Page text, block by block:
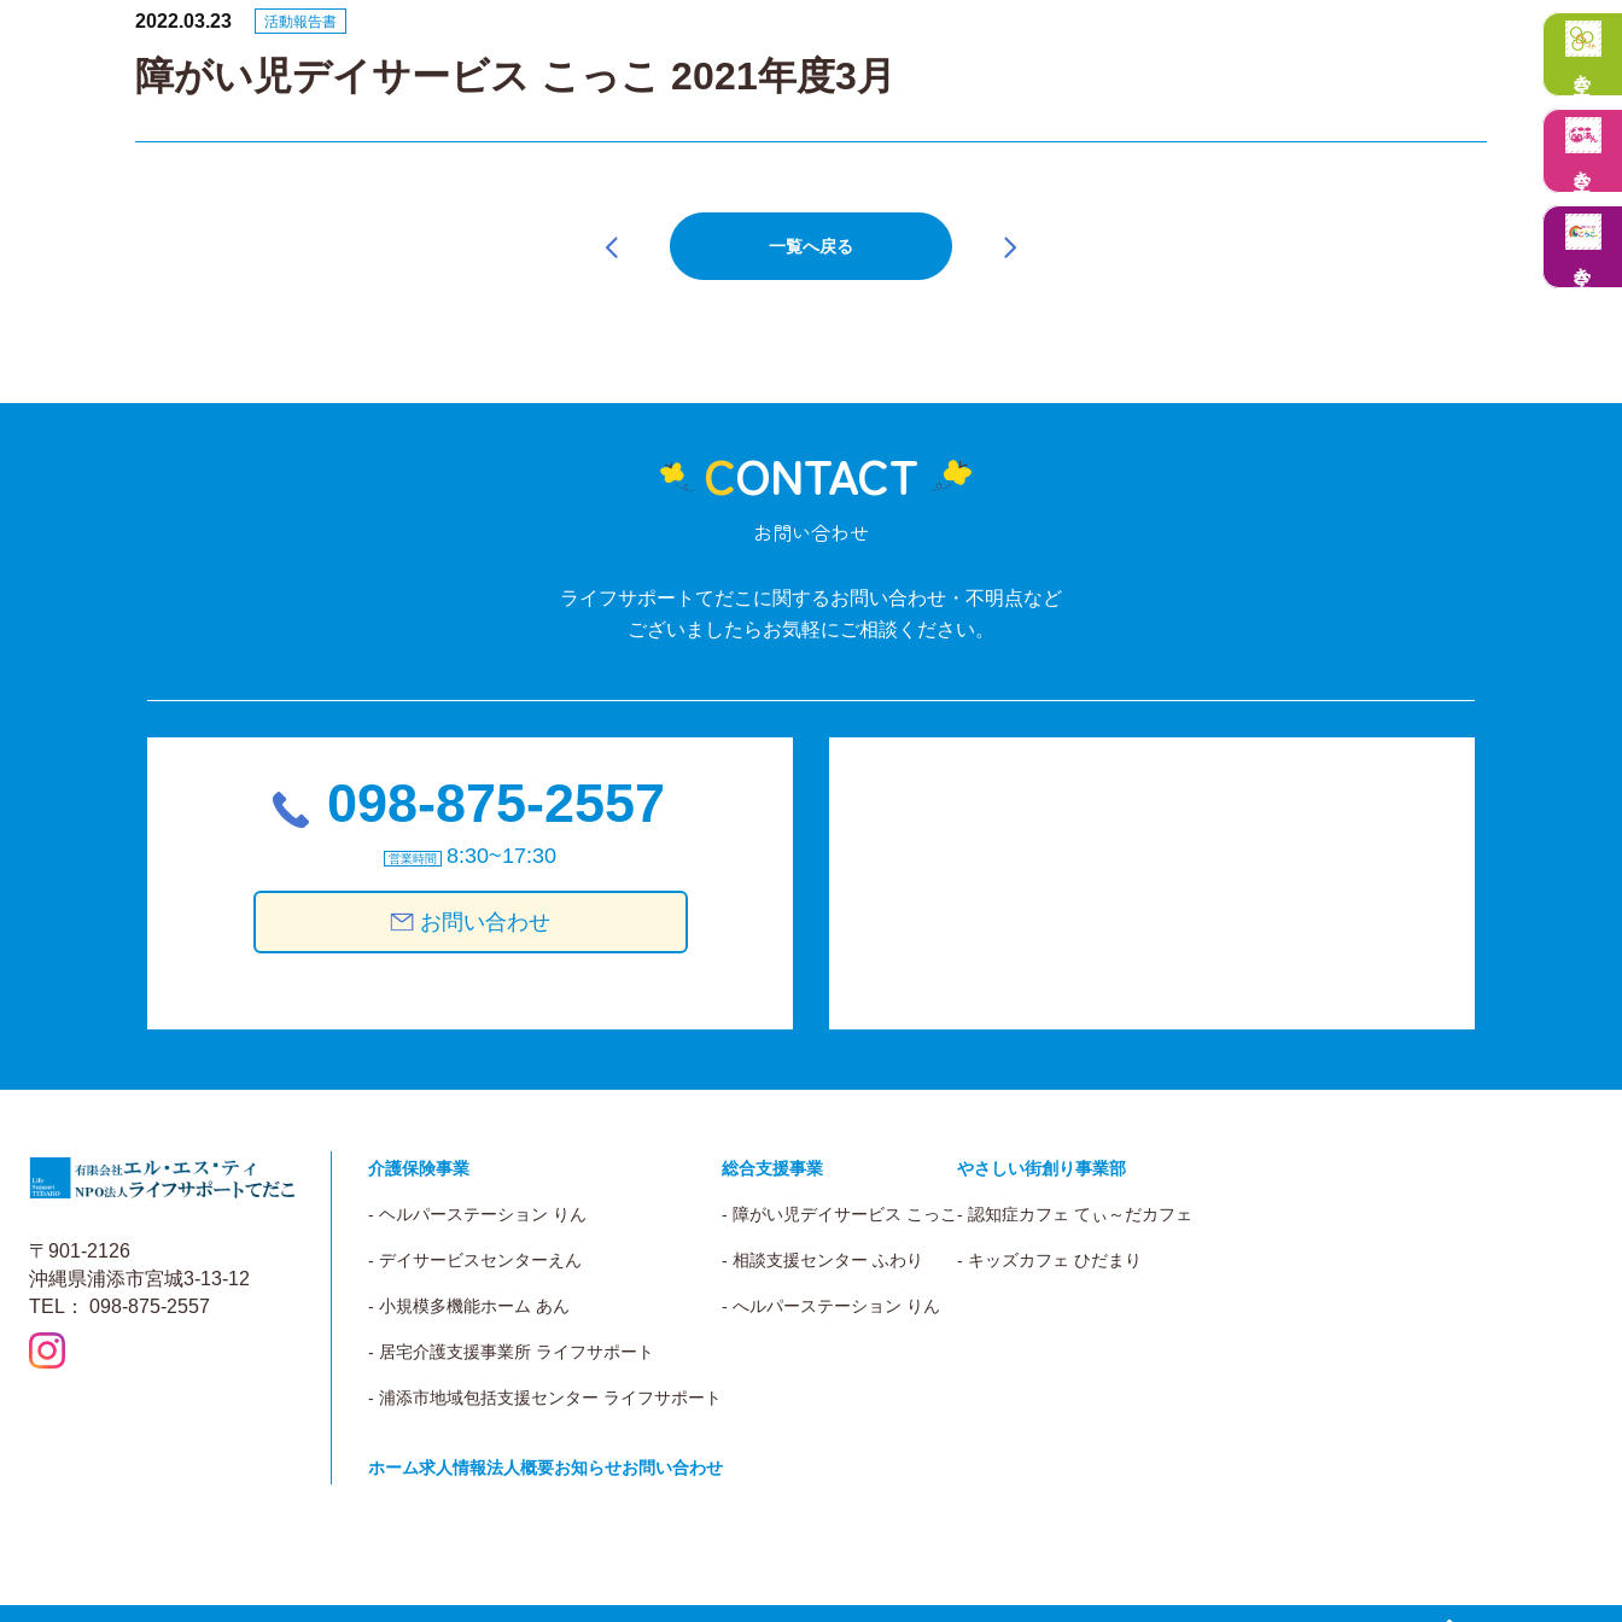
空き状況
空き状況
空き状況
障がい児デイサービス こっこ 2021年度3月
2022.03.23 活動報告書
一覧へ戻る
CONTACT
お問い合わせ
ライフサポートてだこに関するお問い合わせ・不明点など
ございましたらお気軽にご相談ください。
098-875-2557
営業時間 8:30~17:30
お問い合わせ
〒901-2126
沖縄県浦添市宮城3-13-12
TEL： 098-875-2557
介護保険事業
- ヘルパーステーション りん
- デイサービスセンターえん
- 小規模多機能ホーム あん
- 居宅介護支援事業所 ライフサポート
- 浦添市地域包括支援センター ライフサポート
総合支援事業
- 障がい児デイサービス こっこ
- 相談支援センター ふわり
- へルパーステーション りん
やさしい街創り事業部
- 認知症カフェ てぃ～だカフェ
- キッズカフェ ひだまり
ホーム求人情報法人概要お知らせお問い合わせ